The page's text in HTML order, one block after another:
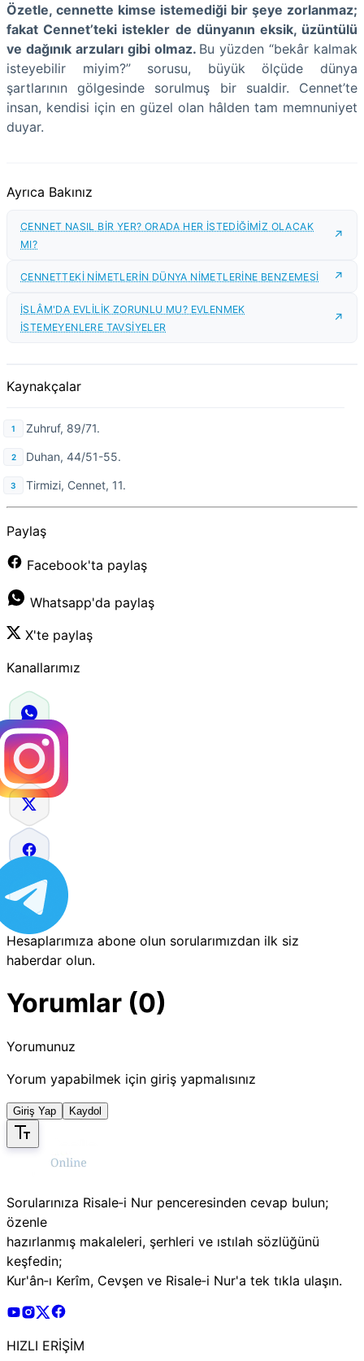
Özetle, cennette kimse istemediği bir şeye zorlanmaz;
fakat Cennet’teki istekler de dünyanın eksik, üzüntülü
ve dağınık arzuları gibi olmaz. Bu yüzden “bekâr kalmak
isteyebilir miyim?” sorusu, büyük ölçüde dünya
şartlarının gölgesinde sorulmuş bir sualdir. Cennet’te
insan, kendisi için en güzel olan hâlden tam memnuniyet
duyar.
Ayrıca Bakınız
CENNET NASIL BİR YER? ORADA HER İSTEDİĞİMİZ OLACAK
MI?
CENNETTEKİ NİMETLERİN DÜNYA NİMETLERİNE BENZEMESİ
İSLÂM'DA EVLİLİK ZORUNLU MU? EVLENMEK
İSTEMEYENLERE TAVSİYELER
Kaynakçalar
Zuhruf, 89/71.
Duhan, 44/51-55.
Tirmizi, Cennet, 11.
Paylaş
Facebook'ta paylaş
Whatsapp'da paylaş
X'te paylaş
Kanallarımız
Hesaplarımıza abone olun sorularımızdan ilk siz
haberdar olun.
Yorumlar (0)
Yorumunuz
Yorum yapabilmek için giriş yapmalısınız
Giriş Yap Kaydol
Sorularınıza Risale‑i Nur penceresinden cevap bulun;
özenle
hazırlanmış makaleleri, şerhleri ve ıstılah sözlüğünü
keşfedin;
Kur'ân‑ı Kerîm, Cevşen ve Risale‑i Nur'a tek tıkla ulaşın.
Risale Online Youtube Hesabı
Risale Online Instagram Hesabı
Risale Online X Hesabı
HIZLI ERİŞİM